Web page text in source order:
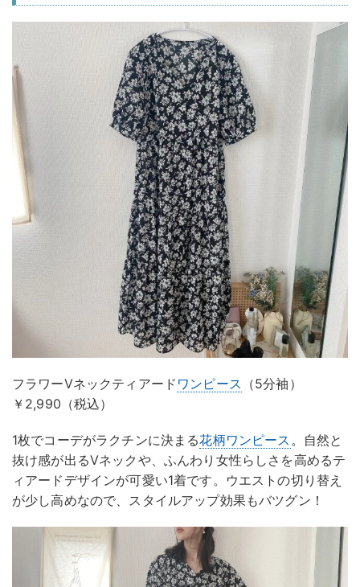
フラワーVネックティアード ワンピース （5分袖）
￥2,990（税込）
1枚でコーデがラクチンに決まる花柄ワンピース 。自然と
抜け感が出るVネックや、ふんわり女性らしさを高めるテ
ィアードデザインが可愛い1着です。ウエストの切り替え
が少し高めなので、スタイルアップ効果もバツグン！